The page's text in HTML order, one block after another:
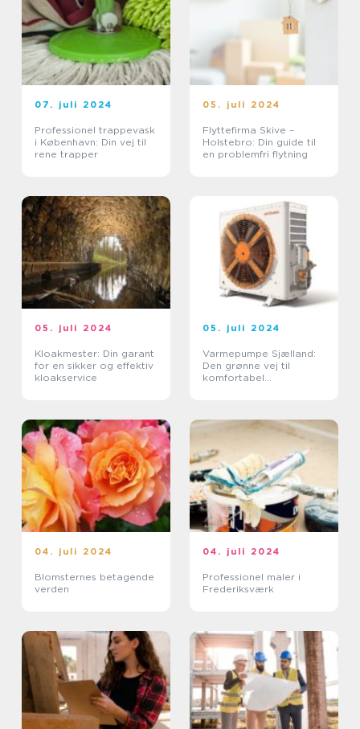
07. juli 2024
Professionel trappevask
i København: Din vej til
rene trapper
05. juli 2024
Flyttefirma Skive –
Holstebro: Din guide til
en problemfri flytning
05. juli 2024
Kloakmester: Din garant
for en sikker og effektiv
kloakservice
05. juli 2024
Varmepumpe Sjælland:
Den grønne vej til
komfortabel
04. juli 2024
Blomsternes betagende
verden
04. juli 2024
Professionel maler i
Frederiksværk